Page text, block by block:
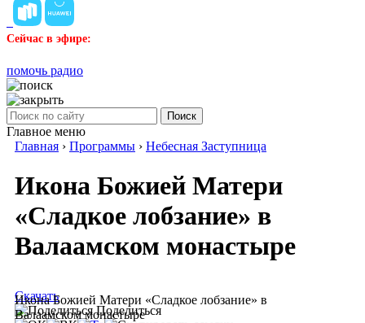
Сейчас в эфире:
помочь радио
Поиск
Главное меню
Главная › Программы › Небесная Заступница
Икона Божией Матери
«Сладкое лобзание» в
Валаамском монастыре
Икона Божией Матери «Сладкое лобзание» в
Валаамском монастыре
Скачать
Поделиться